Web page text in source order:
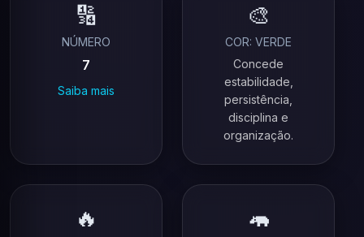
🔢
NÚMERO
7
Saiba mais
🎨
COR: VERDE
Concede
estabilidade,
persistência,
disciplina e
organização.
🔥 🦛